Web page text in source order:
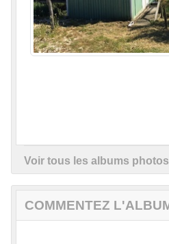
Voir tous les albums photos
COMMENTEZ